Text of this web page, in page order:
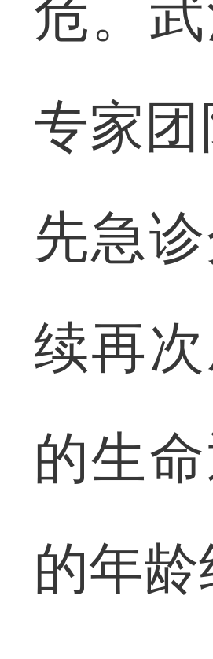
危。
专家团
先急
续再
的生
的年